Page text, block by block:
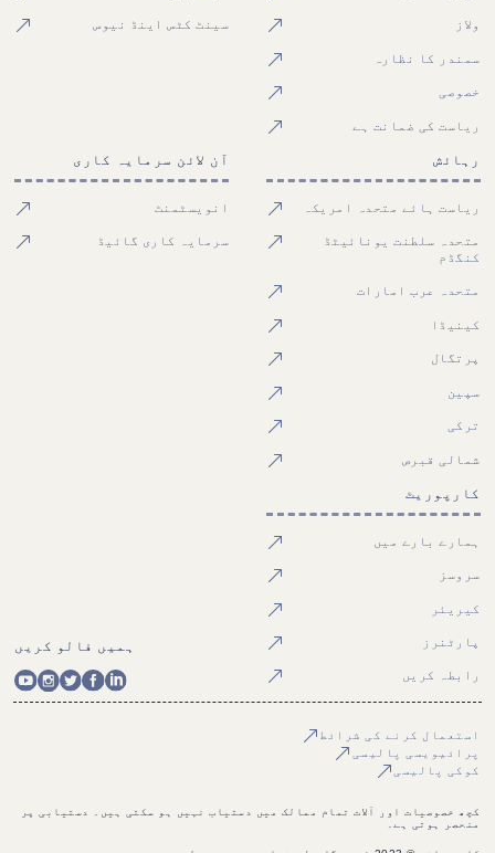
ولاز
سمندر کا نظارہ
خصوصی
ریاست کی ضمانت ہے
سینٹ کٹس اینڈ نیوس
رہائش
ریاست ہائے متحدہ امریکہ
متحدہ سلطنت یونائیٹڈ
کنگڈم
متحدہ عرب امارات
کینیڈا
پرتگال
سپین
ترکی
شمالی قبرص
آن لائن سرمایہ کاری
انویسٹمنٹ
سرمایہ کاری گائیڈ
کارپوریٹ
ہمارے بارے میں
سروسز
کیریئر
پارٹنرز
رابطہ کریں
ہمیں فالو کریں
استعمال کرنے کی شرائط
پرائیویسی پالیسی
کوکی پالیسی
کچھ خصوصیات اور آلات تمام ممالک میں دستیاب نہیں ہو سکتی ہیں۔ دستیابی پر
منحصر ہوتی ہے۔